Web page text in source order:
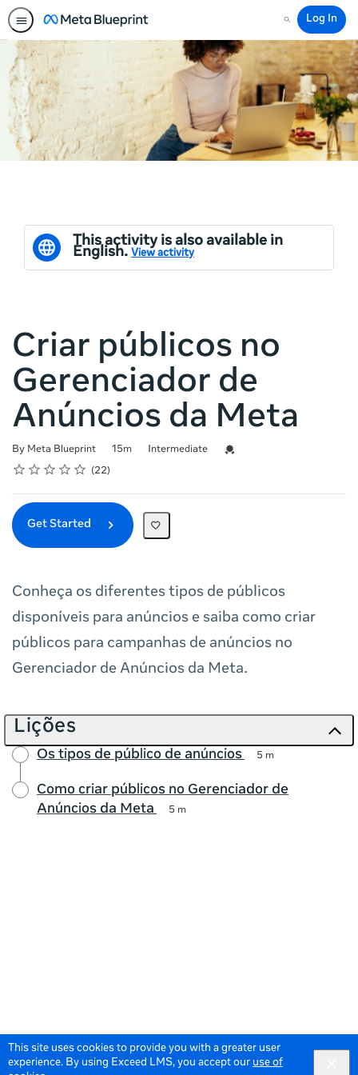
This site uses cookies to provide you with a greater user
experience. By using Exceed LMS, you accept our use of
Search
Log In
This activity is also available in
English. View activity
Criar públicos no
Gerenciador de
Anúncios da Meta
By Meta Blueprint
Duration 15m
Difficulty Intermediate
Credential For Completion
Rating
1 star
2 stars
3 stars
4 stars
5 stars
Average rating: 5.0 22
22 reviews
Get Started
Conheça os diferentes tipos de públicos
disponíveis para anúncios e saiba como criar
públicos para campanhas de anúncios no
Gerenciador de Anúncios da Meta.
Lições
Os tipos de público de anúncios 5 m
Como criar públicos no Gerenciador de
Anúncios da Meta
5 m